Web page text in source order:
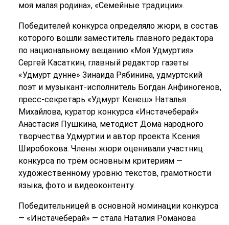
моя малая родина», «Семейные традиции».
Победителей конкурса определяло жюри, в состав
которого вошли заместитель главного редактора
по национальному вещанию «Моя Удмуртия»
Сергей Касаткин, главный редактор газеты
«Удмурт дунне» Зинаида Рябинина, удмуртский
поэт и музыкант-исполнитель Богдан Анфиногенов,
пресс-секретарь «Удмурт Кенеш» Наталья
Михайлова, куратор конкурса «Инстачеберай»
Анастасия Пушкина, методист Дома народного
творчества Удмуртии и автор проекта Ксения
Широбокова. Члены жюри оценивали участниц
конкурса по трём основным критериям —
художественному уровню текстов, грамотности
языка, фото и видеоконтенту.
Победительницей в основной номинации конкурса
— «Инстачеберай» — стала Наталия Романова